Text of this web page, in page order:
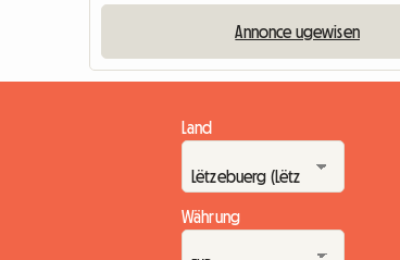
Annonce ugewisen
Land
Währung